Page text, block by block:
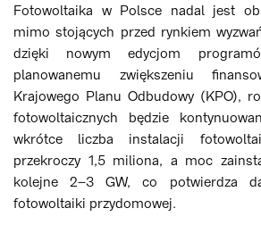
Fotowoltaika w Polsce nadal jest
mimo stojących przed rynkiem
dzięki nowym edycjom
planowanemu zwiększeniu
Krajowego Planu Odbudowy (KPO),
fotowoltaicznych będzie
wkrótce liczba instalacji
przekroczy 1,5 miliona, a moc
kolejne 2–3 GW, co potwierdza
fotowoltaiki przydomowej.